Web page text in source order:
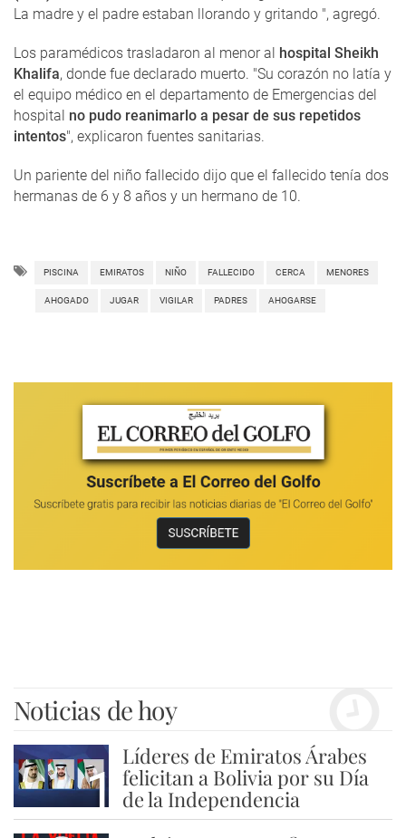
La madre y el padre estaban llorando y gritando ", agregó.
Los paramédicos trasladaron al menor al hospital Sheikh
Khalifa, donde fue declarado muerto. "Su corazón no latía y
el equipo médico en el departamento de Emergencias del
hospital no pudo reanimarlo a pesar de sus repetidos
intentos", explicaron fuentes sanitarias.
Un pariente del niño fallecido dijo que el fallecido tenía dos
hermanas de 6 y 8 años y un hermano de 10.
PISCINA EMIRATOS NIÑO FALLECIDO CERCA MENORES
AHOGADO JUGAR VIGILAR PADRES AHOGARSE
Noticias de hoy
1
Líderes de Emiratos Árabes
felicitan a Bolivia por su Día
de la Independencia